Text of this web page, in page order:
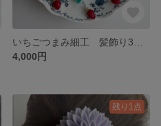
4,000円
残り1点